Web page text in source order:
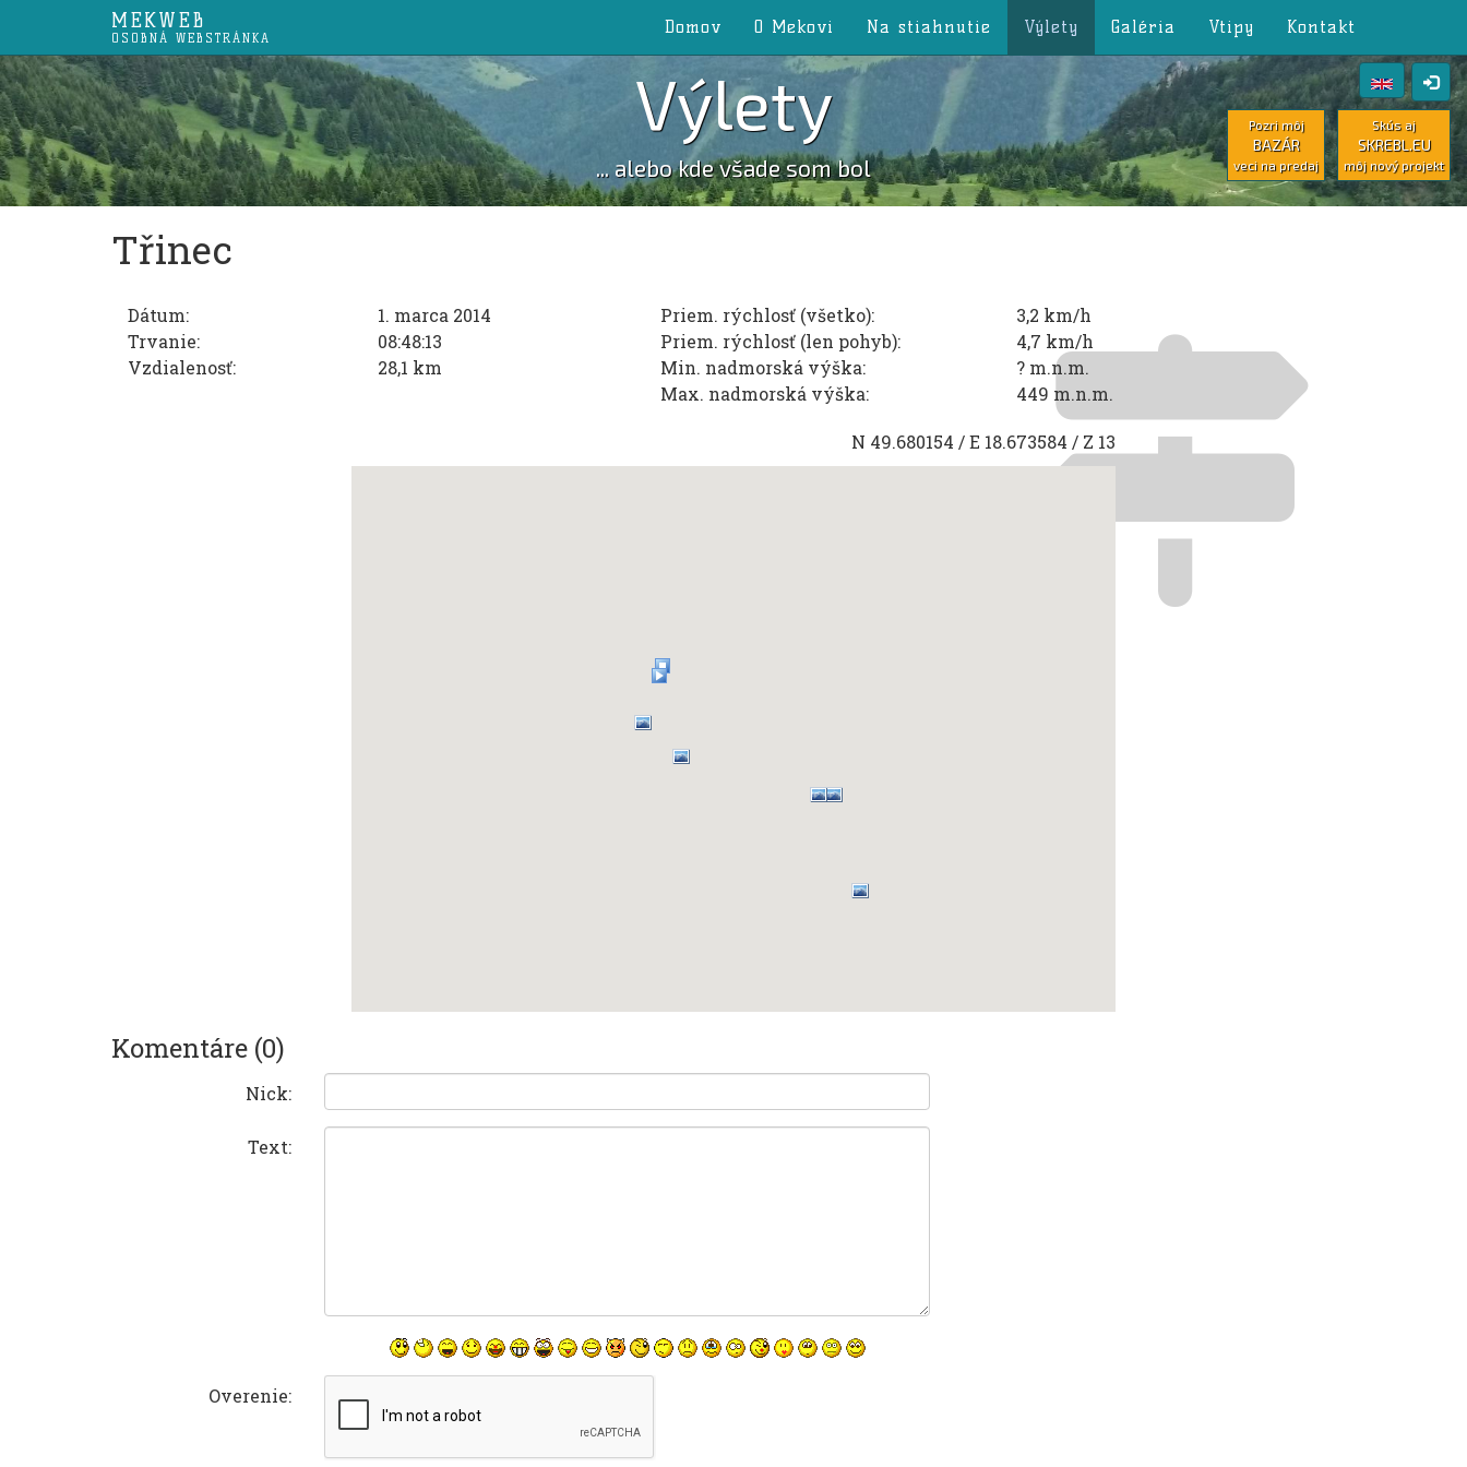
MEKWEB
OSOBNÁ WEBSTRÁNKA
Domov O Mekovi Na stiahnutie Výlety Galéria Vtipy Kontakt
Výlety
... alebo kde všade som bol
Skús aj
SKREBL.EU
môj nový projekt
Pozri môj
BAZÁR
veci na predaj
Třinec
Dátum:
1. marca 2014
Trvanie:
08:48:13
Vzdialenosť:
28,1 km
Priem. rýchlosť (všetko):
3,2 km/h
Priem. rýchlosť (len pohyb):
4,7 km/h
Min. nadmorská výška:
? m.n.m.
Max. nadmorská výška:
449 m.n.m.
N 49.680154 / E 18.673584 / Z 13
Komentáre (0)
Nick:
Text:
Overenie: